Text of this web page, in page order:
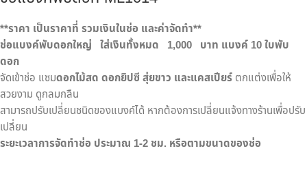
**ราคา เป็นราคาที่ รวมเงินในช่อ และค่าจัดทำ**
ช่อแบงค์พับดอกใหญ่ ใส่เงินทั้งหมด 1,000 บาท แบงค์ 10 ใบพับ
ดอก
จัดเข้าช่อ แซมดอกไม้สด ดอกยิปซี สุ่ยขาว และแคสเปียร์ ตกแต่งเพื่อให้
สวยงาม ดูกลมกลืน
สามารถปรับเปลี่ยนชนิดของแบงค์ได้ หากต้องการเปลี่ยนแจ้งทางร้านเพื่อปรับ
เปลี่ยน
ระยะเวลาการจัดทำช่อ ประมาณ 1-2 ชม. หรือตามขนาดของช่อ